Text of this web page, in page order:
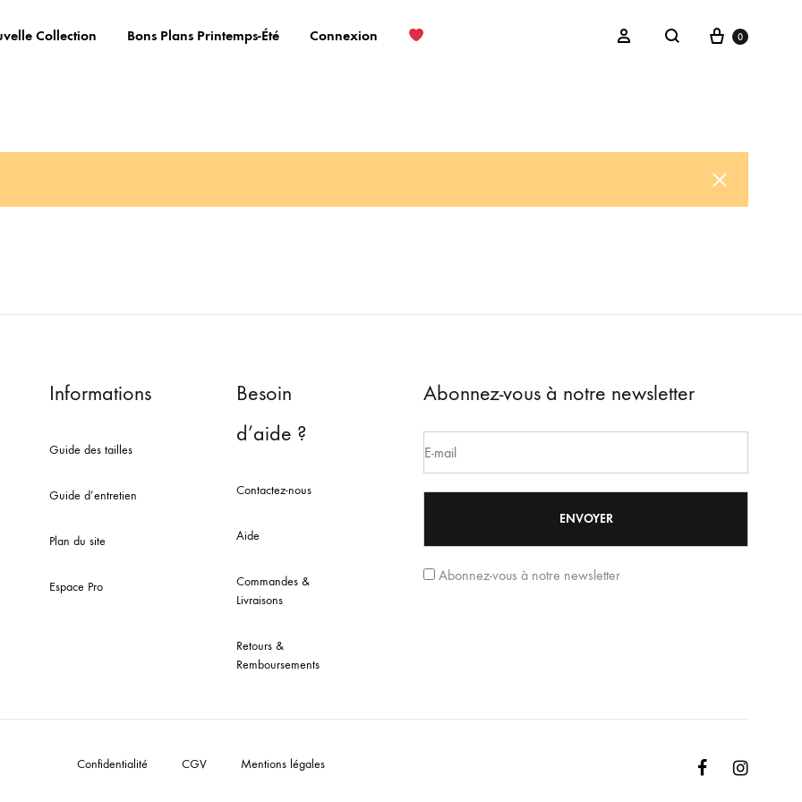
Collection Bons Plans Printemps-Été Connexion Sign in
Search
Cart
0
Informations
Guide des tailles
Guide d’entretien
Plan du site
Espace Pro
Besoin
d’aide ?
Contactez-nous
Aide
Commandes &
Livraisons
Retours &
Remboursements
Abonnez-vous à notre newsletter
Abonnez-vous à notre newsletter
Confidentialité CGV Mentions légales Facebook